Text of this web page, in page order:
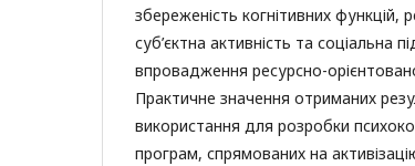
збереженість когнітивних
суб’єктна активність та соціальна
впровадження ресурсно-
Практичне значення отриманих
використання для розробки
програм, спрямованих на